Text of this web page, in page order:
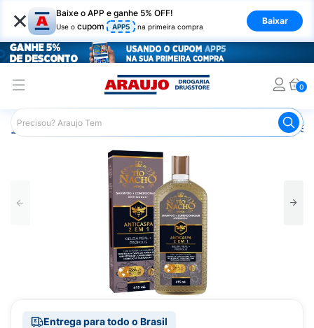
× Baixe o APP e ganhe 5% OFF!
Use o cupom APP5 na primeira compra
Baixar
0
Araujo Cabelo Cabelos com Caspa
Entrega para todo o Brasil